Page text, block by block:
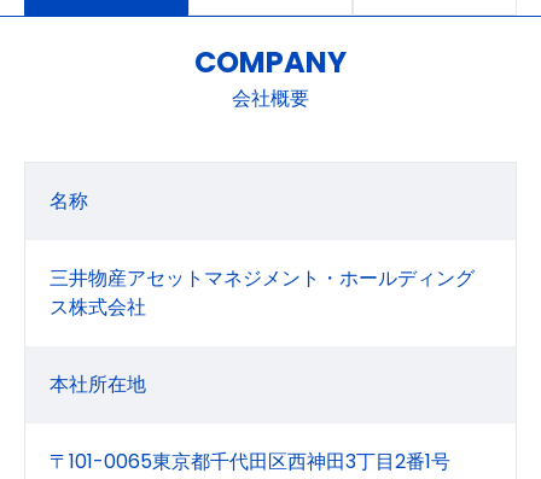
COMPANY
会社概要
名称
三井物産アセットマネジメント・ホールディング
ス株式会社
本社所在地
〒101-0065東京都千代田区西神田3丁目2番1号